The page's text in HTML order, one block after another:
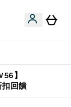
】
扣回饋